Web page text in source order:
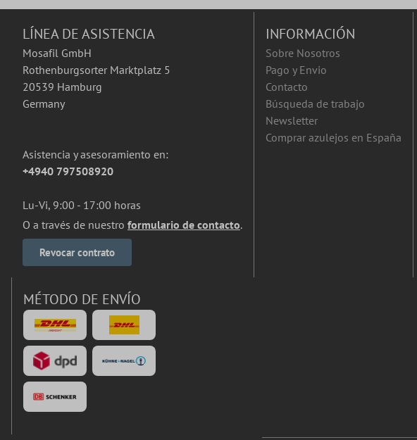
LÍNEA DE ASISTENCIA
Mosafil GmbH
Rothenburgsorter Marktplatz 5
20539 Hamburg
Germany
Asistencia y asesoramiento en:
+4940 797508920
Lu-Vi, 9:00 - 17:00 horas
O a través de nuestro formulario de contacto.
Revocar contrato
INFORMACIÓN
Sobre Nosotros
Pago y Envio
Contacto
Búsqueda de trabajo
Newsletter
Comprar azulejos en España
MÉTODO DE ENVÍO